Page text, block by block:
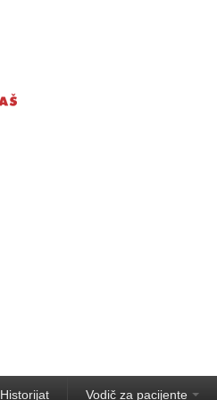
Historijat Vodič za pacijente